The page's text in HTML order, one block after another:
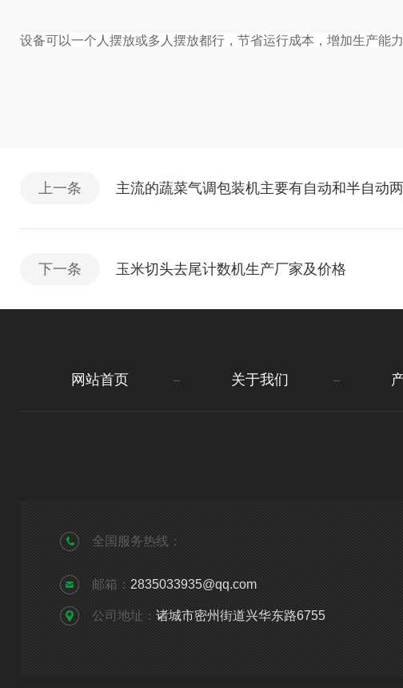
设备可以一个人摆放或多人摆放都行，节省运行成本 ， 增加生产能力
上一条 主流的蔬菜气调包装机主要有自动和半自动
下一条 玉米切头去尾计数机生产厂家及价格
网站首页 关于我们
全国服务热线：
邮箱： 2835033935@qq.com
公司地址： 诸城市密州街道兴华东路6755